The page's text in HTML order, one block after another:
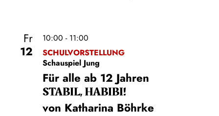
Fr
12
10:00 - 11:00
SCHULVORSTELLUNG
Schauspiel Jung
Für alle ab 12 Jahren
STABIL, HABIBI!
von Katharina Böhrke